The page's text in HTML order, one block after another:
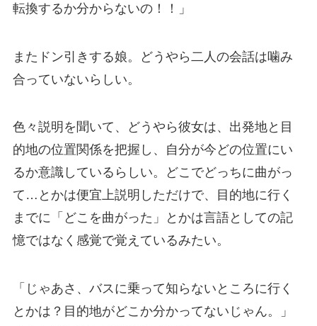
転換するか分からないの！！」
またドン引きする娘。どうやら二人の会話は噛み
合っていないらしい。
色々説明を聞いて、どうやら彼女は、出発地と目
的地の位置関係を把握し、自分が今どの位置にい
るか意識しているらしい。どこでどっちに曲がっ
て…とかは便宜上説明しただけで、目的地に行く
までに「どこを曲がった」とかは言語としての記
憶ではなく感覚で覚えているみたい。
「じゃあさ、バスに乗って知らないところに行く
とかは？目的地がどこか分かってないじゃん。」